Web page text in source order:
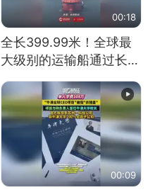
00:18
全长399.99米！全球最
大级别的运输船通过长江
00:09